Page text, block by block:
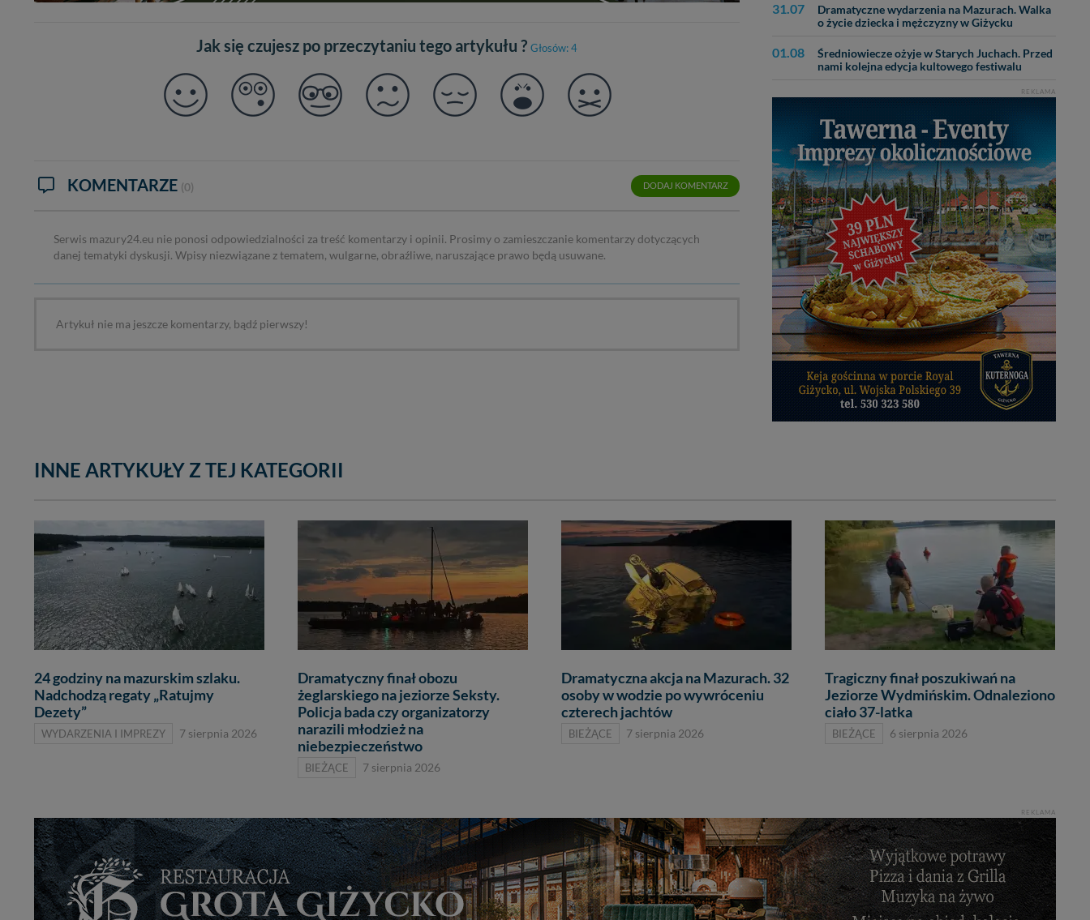
Jak się czujesz po przeczytaniu tego artykułu ? Głosów: 4
KOMENTARZE (0) DODAJ KOMENTARZ
Serwis mazury24.eu nie ponosi odpowiedzialności za treść komentarzy i opinii. Prosimy o zamieszczanie komentarzy dotyczących
danej tematyki dyskusji. Wpisy niezwiązane z tematem, wulgarne, obraźliwe, naruszające prawo będą usuwane.
Artykuł nie ma jeszcze komentarzy, bądź pierwszy!
31.07
Dramatyczne wydarzenia na Mazurach. Walka
o życie dziecka i mężczyzny w Giżycku
01.08
Średniowiecze ożyje w Starych Juchach. Przed
nami kolejna edycja kultowego festiwalu
REKLAMA
INNE ARTYKUŁY Z TEJ KATEGORII
24 godziny na mazurskim szlaku.
Nadchodzą regaty „Ratujmy
Dezety”
WYDARZENIA I IMPREZY 7 sierpnia 2026
Dramatyczny finał obozu
żeglarskiego na jeziorze Seksty.
Policja bada czy organizatorzy
narazili młodzież na
niebezpieczeństwo
BIEŻĄCE 7 sierpnia 2026
Dramatyczna akcja na Mazurach. 32
osoby w wodzie po wywróceniu
czterech jachtów
BIEŻĄCE 7 sierpnia 2026
Tragiczny finał poszukiwań na
Jeziorze Wydmińskim. Odnaleziono
ciało 37-latka
BIEŻĄCE 6 sierpnia 2026
REKLAMA